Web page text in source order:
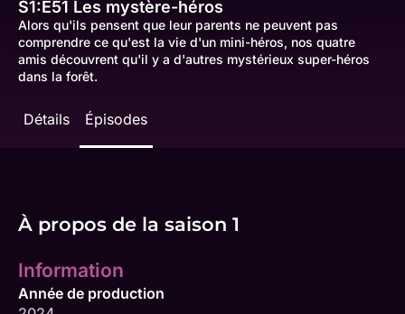
S1:E51 Les mystère-héros
Alors qu'ils pensent que leur parents ne peuvent pas
comprendre ce qu'est la vie d'un mini-héros, nos quatre
amis découvrent qu'il y a d'autres mystérieux super-héros
dans la forêt.
Détails Épisodes
À propos de la saison 1
Information
Année de production